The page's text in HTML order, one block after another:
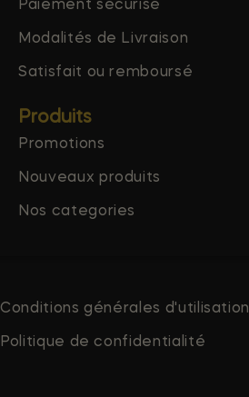
Paiement sécurisé
Modalités de Livraison
Satisfait ou remboursé
Produits
Promotions
Nouveaux produits
Nos categories
Conditions générales d'utilisation
Politique de confidentialité